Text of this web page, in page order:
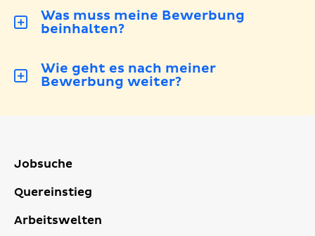
Was muss meine Bewerbung
beinhalten?
Wie geht es nach meiner
Bewerbung weiter?
Jobsuche
Quereinstieg
Arbeitswelten